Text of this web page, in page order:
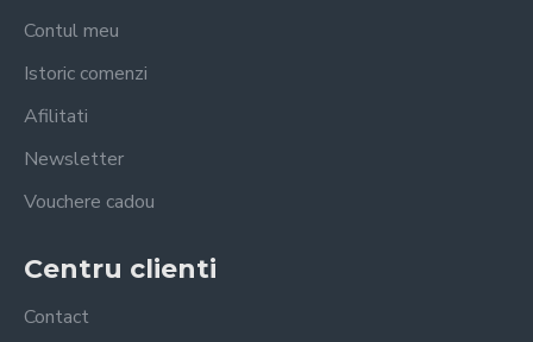
Contul meu
Istoric comenzi
Afilitati
Newsletter
Vouchere cadou
Centru clienti
Contact